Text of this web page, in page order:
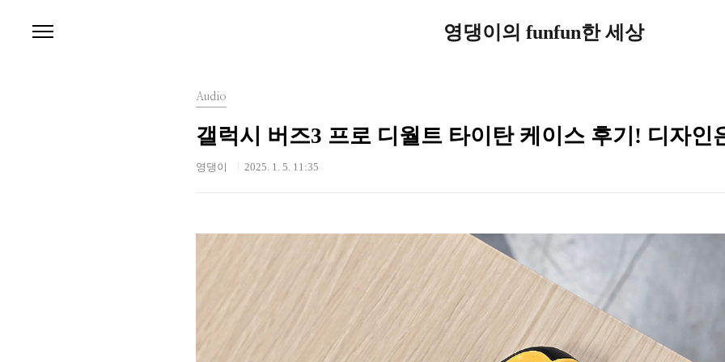
영댕이의 funfun한 세상
Audio
갤럭시 버즈3 프로 디월트 타이탄 케이스 후기! 디자인
영댕이 2025. 1. 5. 11:35